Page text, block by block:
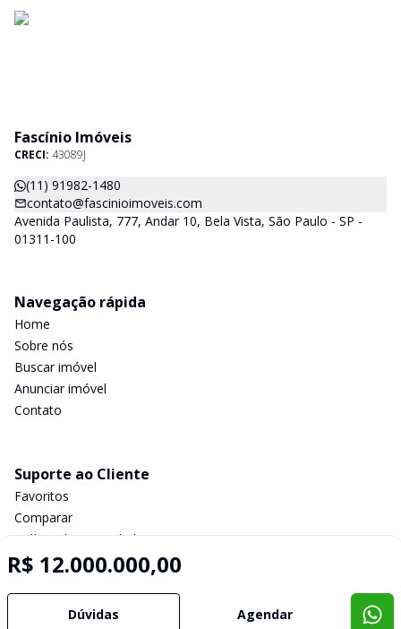
R$ 12.000.000,00
Dúvidas Agendar
Fascínio Imóveis
CRECI: 43089J
(11) 91982-1480
contato@fascinioimoveis.com
Avenida Paulista, 777, Andar 10, Bela Vista, São Paulo - SP -
01311-100
Navegação rápida
Home
Sobre nós
Buscar imóvel
Anunciar imóvel
Contato
Suporte ao Cliente
Favoritos
Comparar
Política de privacidade
Imobiliária Certificada:
Selo de Tecnologia Loft